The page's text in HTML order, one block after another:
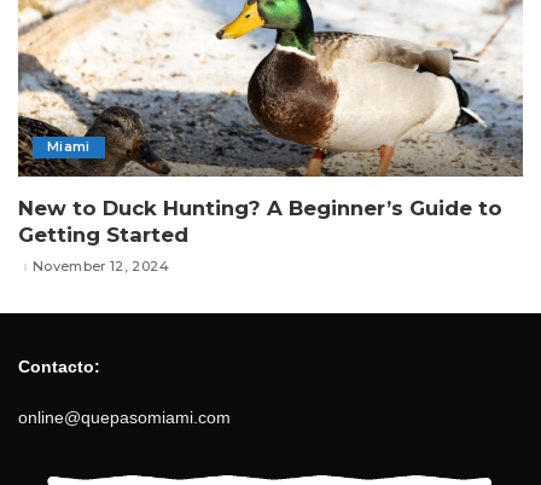
Miami
New to Duck Hunting? A Beginner’s Guide to
Getting Started
November 12, 2024
Contacto:
online@quepasomiami.com